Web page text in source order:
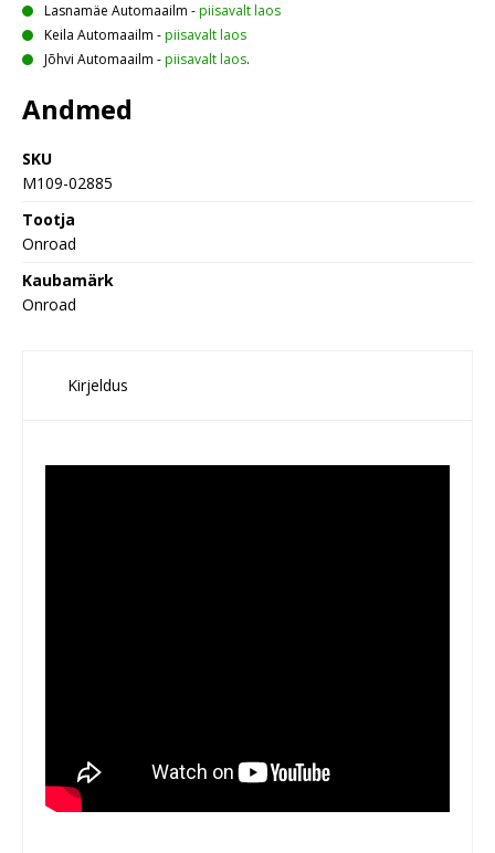
Lasnamäe Automaailm -piisavalt laos
Keila Automaailm -piisavalt laos
Jõhvi Automaailm -piisavalt laos.
Andmed
SKU
M109-02885
Tootja
Onroad
Kaubamärk
Onroad
Kirjeldus